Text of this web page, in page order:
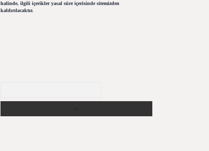
halinde, ilgili içerikler yasal süre içerisinde sitemizden
kaldırılacaktır.